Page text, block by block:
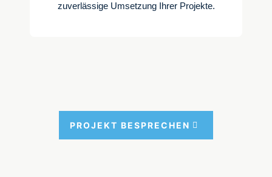
zuverlässige Umsetzung Ihrer Projekte.
PRO­JEKT BESPRE­CHEN